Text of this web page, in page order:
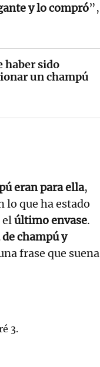
y lo compró”,
haber sido
un champú
eran para ella,
lo que ha estado
elúltimo envase.
champú y
frase que suena
3.